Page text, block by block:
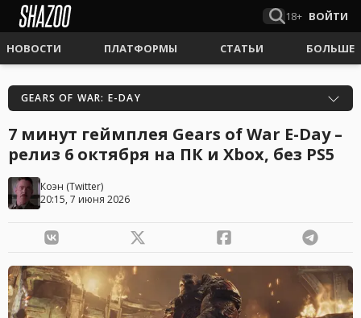
18+ ВОЙТИ
НОВОСТИ ПЛАТФОРМЫ СТАТЬИ БОЛЬШЕ
GEARS OF WAR: E-DAY
7 минут геймплея Gears of War E-Day –
релиз 6 октября на ПК и Xbox, без PS5
Коэн (Twitter)
20:15, 7 июня 2026